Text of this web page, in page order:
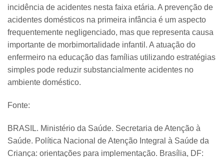
incidência de acidentes nesta faixa etária. A prevenção de
acidentes domésticos na primeira infância é um aspecto
frequentemente negligenciado, mas que representa causa
importante de morbimortalidade infantil. A atuação do
enfermeiro na educação das famílias utilizando estratégias
simples pode reduzir substancialmente acidentes no
ambiente doméstico.
Fonte:
BRASIL. Ministério da Saúde. Secretaria de Atenção à
Saúde. Política Nacional de Atenção Integral à Saúde da
Criança: orientações para implementação. Brasília, DF: